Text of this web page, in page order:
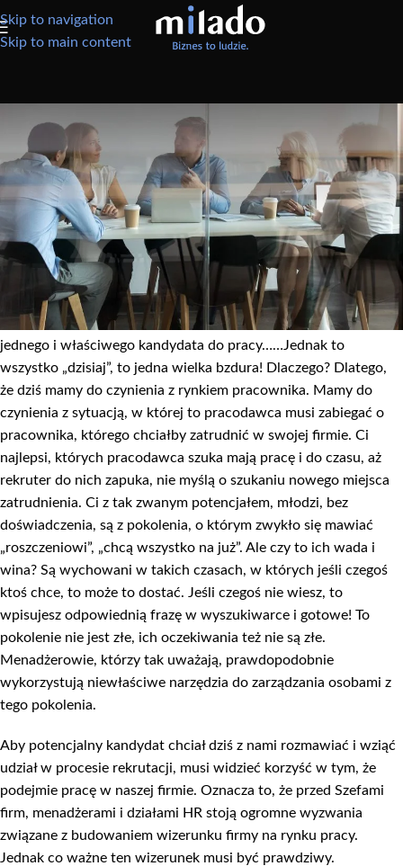
Skip to navigation
Skip to main content
Kandydat do pracy jako najlepszy
klient
Rekrutacja pracownikawiększości z nas kojarzy się z procesem,
w którym to pracownik zabiega o zdobycie zatrudnienie w
firmie X. Pracownik chce jak najlepiej zaprezentować swoje
kompetencje, a pracodawca występuje w roli weryfikującego je.
Wszystko po to, aby z grona wielu kandydatów wybrać tego
jednego i właściwego kandydata do pracy……Jednak to
wszystko „dzisiaj”, to jedna wielka bzdura! Dlaczego? Dlatego,
że dziś mamy do czynienia z rynkiem pracownika. Mamy do
czynienia z sytuacją, w której to pracodawca musi zabiegać o
pracownika, którego chciałby zatrudnić w swojej firmie. Ci
najlepsi, których pracodawca szuka mają pracę i do czasu, aż
rekruter do nich zapuka, nie myślą o szukaniu nowego miejsca
zatrudnienia. Ci z tak zwanym potencjałem, młodzi, bez
doświadczenia, są z pokolenia, o którym zwykło się mawiać
„roszczeniowi”, „chcą wszystko na już”. Ale czy to ich wada i
wina? Są wychowani w takich czasach, w których jeśli czegoś
ktoś chce, to może to dostać. Jeśli czegoś nie wiesz, to
wpisujesz odpowiednią frazę w wyszukiwarce i gotowe! To
pokolenie nie jest złe, ich oczekiwania też nie są złe.
Menadżerowie, którzy tak uważają, prawdopodobnie
wykorzystują niewłaściwe narzędzia do zarządzania osobami z
tego pokolenia.
Aby potencjalny kandydat chciał dziś z nami rozmawiać i wziąć
udział w procesie rekrutacji, musi widzieć korzyść w tym, że
podejmie pracę w naszej firmie. Oznacza to, że przed Szefami
firm, menadżerami i działami HR stoją ogromne wyzwania
związane z budowaniem wizerunku firmy na rynku pracy.
Jednak co ważne ten wizerunek musi być prawdziwy.